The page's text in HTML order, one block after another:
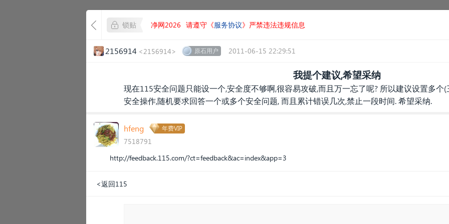
锁贴 净网2026 请遵守《服务协议》严禁违法违规信息
2156914 <2156914> 原石用户 2011-06-15 22:29:51
我提个建议,希望采纳
现在115安全问题只能设一个,安全度不够啊,很容易攻破,而且万一忘了呢? 所以建议设置多个
安全操作,随机要求回答一个或多个安全问题, 而且累计错误几次,禁止一段时间. 希望采纳.
hfeng 年费VIP
7518791
http://feedback.115.com/?ct=feedback&ac=index&app=3
<返回115